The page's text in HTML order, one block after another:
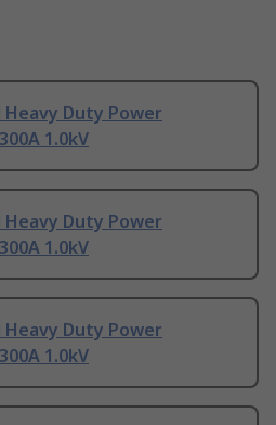
Duty Power
1.0kV
Duty Power
1.0kV
Duty Power
1.0kV